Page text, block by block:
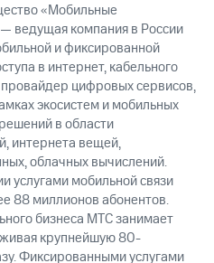
«Мобильные
ведущая компания в России
и фиксированной
в интернет, кабельного
цифровых сервисов,
экосистем и мобильных
в области
интернета вещей,
облачных вычислений.
услугами мобильной связи
88 миллионов абонентов.
бизнеса МТС занимает
крупнейшую 80-
Фиксированными услугами